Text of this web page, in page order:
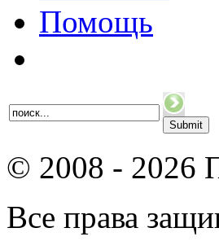
Помощь
© 2008 - 2026
Все права